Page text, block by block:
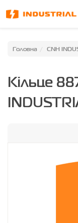
Головна
Категорії
Головна CNH
Кільце